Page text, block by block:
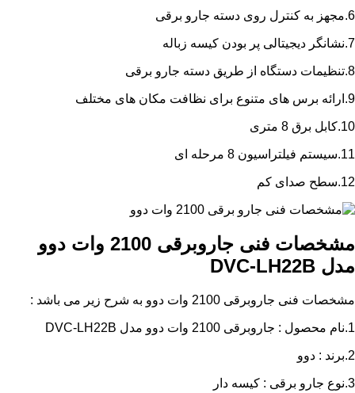
6.مجهز به کنترل روی دسته جارو برقی
7.نشانگر دیجیتالی پر بودن کیسه زباله
8.تنظیمات دستگاه از طریق دسته جارو برقی
9.ارائه برس های متنوع برای نظافت مکان های مختلف
10.کابل برق 8 متری
11.سیستم فیلتراسیون 8 مرحله ای
12.سطح صدای کم
مشخصات فنی جاروبرقی 2100 وات دوو
مدل DVC-LH22B
مشخصات فنی جاروبرقی 2100 وات دوو به شرح زیر می باشد :
1.نام محصول : جاروبرقی 2100 وات دوو مدل DVC-LH22B
2.برند : دوو
3.نوع جارو برقی : کیسه دار